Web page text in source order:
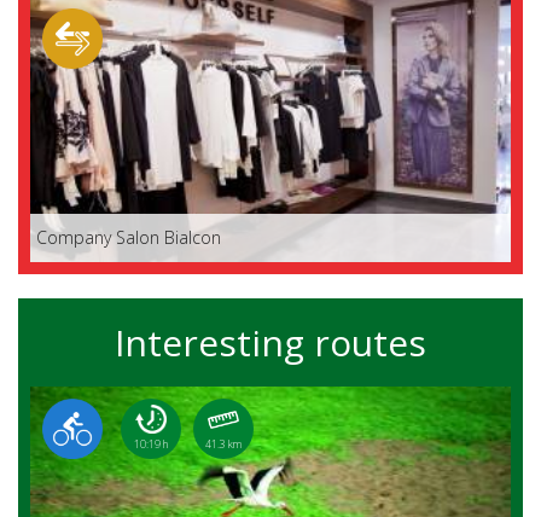
Company Salon Bialcon
Interesting routes
10:19 h 41.3 km